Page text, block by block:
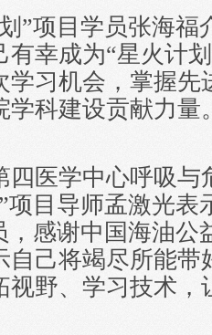
”项目学员张海福
有幸成为“星火计
学习机会，掌握
学科建设贡献力量
四医学中心呼吸与
项目导师孟激光表
，感谢中国海油公
自己将竭尽所能带
视野、学习技术，